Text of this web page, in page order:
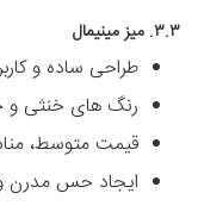
۳.۳. میز مینیمال
طراحی ساده و
رنگ های خنثی
قیمت متوسط،
ایجاد حس مدرن